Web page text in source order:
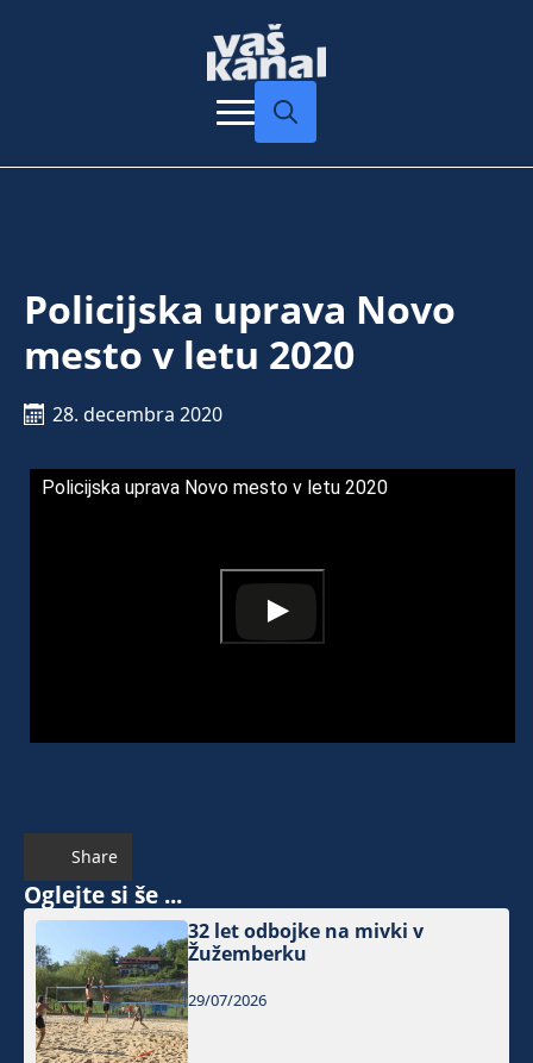
Policijska uprava Novo
mesto v letu 2020
28. decembra 2020
Policijska uprava Novo mesto v letu 2020
Share
Oglejte si še ...
32 let odbojke na mivki v
Žužemberku
29/07/2026